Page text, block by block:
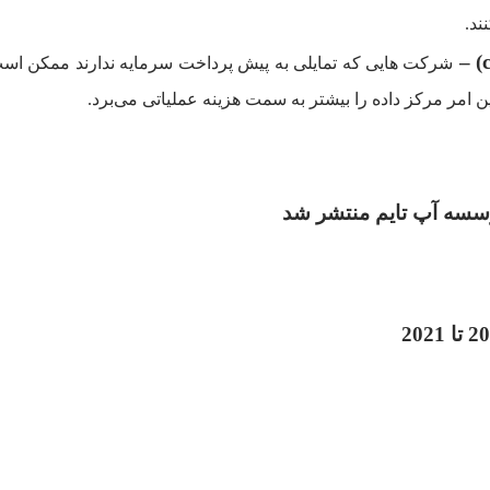
شرکت هایی که تمایلی به پیش پرداخت سرمایه ندارند ممکن
آپ تایم منتشر شد